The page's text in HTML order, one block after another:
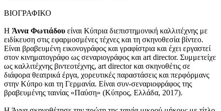
ΒΙΟΓΡΑΦΙΚΟ
Η Άννα Φωτιάδου είναι Κύπρια διεπιστημονική καλλιτέχνης με
ειδίκευση στις εφαρμοσμένες τέχνες και τη σκηνοθεσία βίντεο.
Είναι βραβευμένη εικονογράφος και γραφίστρια και έχει εργαστεί
στον κινηματογράφο ως σεναριογράφος και art director. Συμμετείχε
ως καλλιτέχνης βιντεοτέχνης, art director και σκηνοθέτις σε
διάφορα θεατρικά έργα, χορευτικές παραστάσεις και περφόρμανς
στην Κύπρο και τη Γερμανία. Είναι συν-σεναριοφράφος της
βραβευμένης ταινίας «Παύση» (Κύπρος, Ελλάδα, 2017).